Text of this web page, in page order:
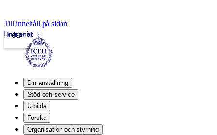
Till innehåll på sidan
Intranät
Logga in
Din anställning
Stöd och service
Utbilda
Forska
Organisation och styrning